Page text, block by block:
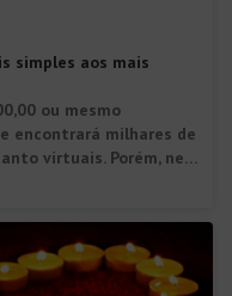
simples aos mais
ou mesmo
encontrará milhares de
virtuais. Porém, nem
será um […]